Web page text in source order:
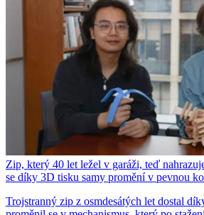
Zip, který 40 let ležel v garáži, teď
se díky 3D tisku samy promění v pevnou
Trojstranný zip z osmdesátých let dostal